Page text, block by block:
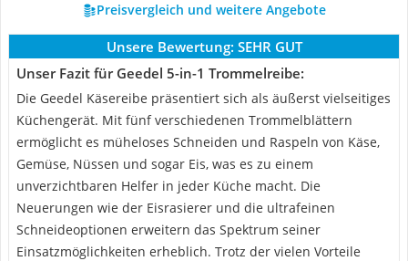
Preisvergleich und weitere Angebote
Unsere Bewertung: SEHR GUT
Unser Fazit für Geedel 5-in-1 Trommelreibe:
Die Geedel Käsereibe präsentiert sich als äußerst vielseitiges
Küchengerät. Mit fünf verschiedenen Trommelblättern
ermöglicht es müheloses Schneiden und Raspeln von Käse,
Gemüse, Nüssen und sogar Eis, was es zu einem
unverzichtbaren Helfer in jeder Küche macht. Die
Neuerungen wie der Eisrasierer und die ultrafeinen
Schneideoptionen erweitern das Spektrum seiner
Einsatzmöglichkeiten erheblich. Trotz der vielen Vorteile